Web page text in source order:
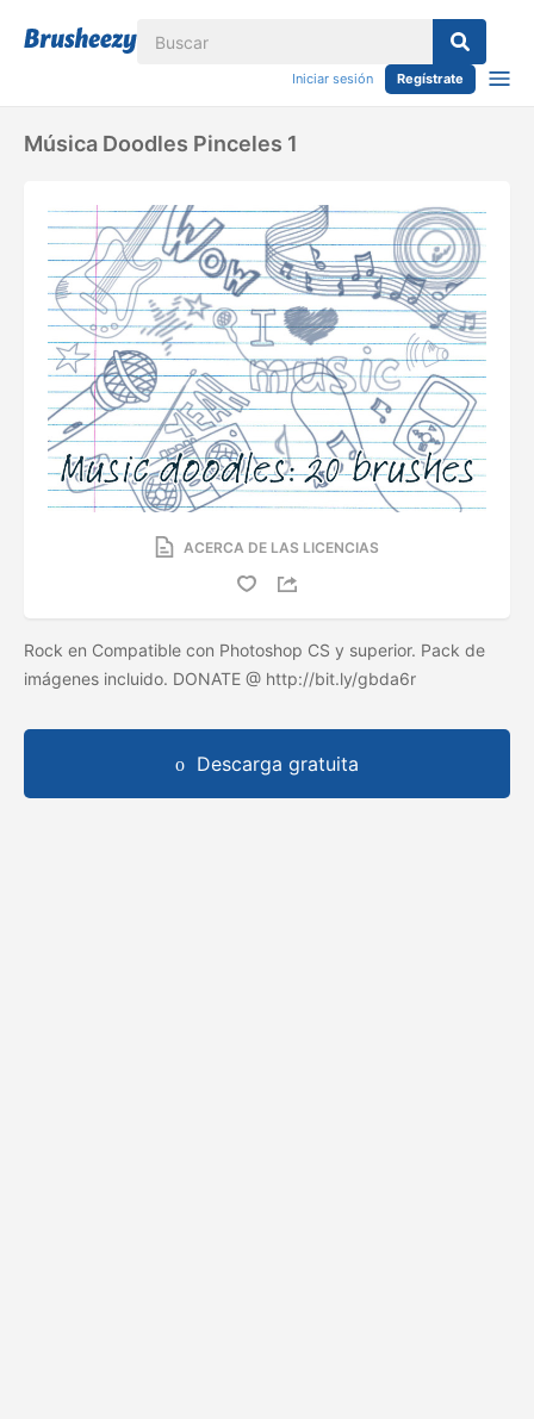
Iniciar sesión Regístrate
Música Doodles Pinceles 1
ACERCA DE LAS LICENCIAS
Rock en Compatible con Photoshop CS y superior. Pack de
imágenes incluido. DONATE @ http://bit.ly/gbda6r
Descarga gratuita